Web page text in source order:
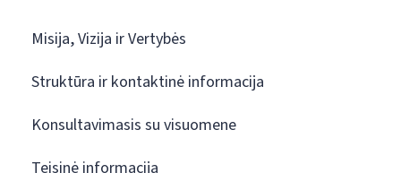
Misija, Vizija ir Vertybės
Struktūra ir kontaktinė informacija
Konsultavimasis su visuomene
Teisinė informacija